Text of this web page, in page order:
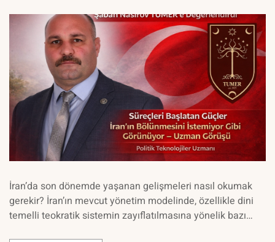
İran’da son dönemde yaşanan gelişmeleri nasıl okumak
gerekir? İran’ın mevcut yönetim modelinde, özellikle dini
temelli teokratik sistemin zayıflatılmasına yönelik bazı…